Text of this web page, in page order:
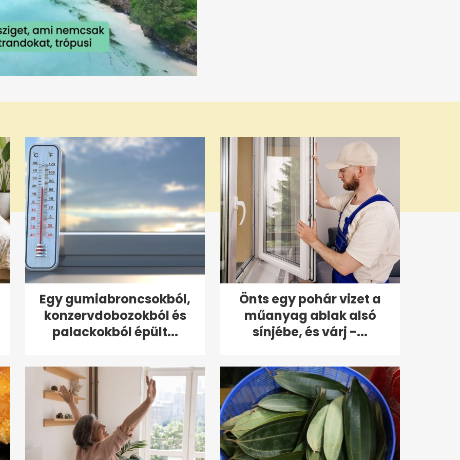
Egy gumiabroncsokból,
konzervdobozokból és
palackokból épült...
Önts egy pohár vizet a
műanyag ablak alsó
sínjébe, és várj -...